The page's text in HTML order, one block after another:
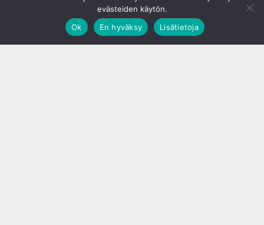
evästeiden käytön.
Ok
En hyväksy Lisätietoja